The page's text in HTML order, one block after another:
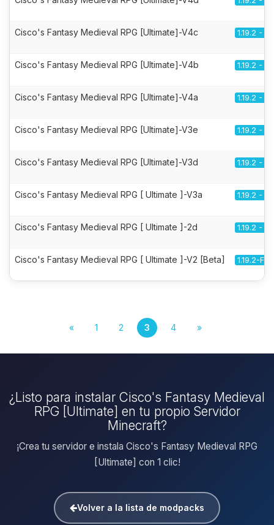
Cisco's Fantasy Medieval RPG [Ultimate]-V4c 1.19.2 -
Cisco's Fantasy Medieval RPG [Ultimate]-V4b 1.19.2 -
Cisco's Fantasy Medieval RPG [Ultimate]-V4a 1.19.2 -
Cisco's Fantasy Medieval RPG [Ultimate]-V3e 1.19.2 -
Cisco's Fantasy Medieval RPG [Ultimate]-V3d 1.19.2 -
Cisco's Fantasy Medieval RPG [ Ultimate ]-V3a 1.19.2 -
Cisco's Fantasy Medieval RPG [ Ultimate ]-2d 1.19.2 -
Cisco's Fantasy Medieval RPG [ Ultimate ]-V2 [Beta] 1.19.2-
« 1 2 3 4 »
¿Listo para instalar Cisco's Fantasy Medieval
RPG [Ultimate] en tu propio Servidor
Minecraft?
¡Crea tu servidor e instala Cisco's Fantasy Medieval RPG
[Ultimate] con 1 clic!
Volver a la lista de modpacks